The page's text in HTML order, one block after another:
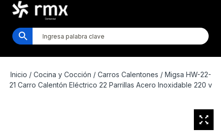
Inicio / Cocina y Cocción / Carros Calentones / Migsa HW-22-
21 Carro Calentón Eléctrico 22 Parrillas Acero Inoxidable 220 v